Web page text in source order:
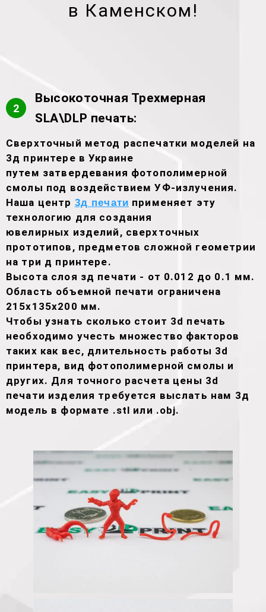
в Каменском!
2
Высокоточная Трехмерная
SLA\DLP печать:
Сверхточный метод распечатки моделей на
3д принтере в Украине
путем затвердевания фотополимерной
смолы под воздействием УФ-излучения.
Наша центр 3д печати применяет эту
технологию для создания
ювелирных изделий, сверхточных
прототипов, предметов сложной геометрии
на три д принтере.
Высота слоя зд печати - от 0.012 до 0.1 мм.
Область объемной печати ограничена
215х135х200 мм.
Чтобы узнать сколько стоит 3d печать
необходимо учесть множество факторов
таких как вес, длительность работы 3d
принтера, вид фотополимерной смолы и
других. Для точного расчета цены 3d
печати изделия требуется выслать нам 3д
модель в формате .stl или .obj.